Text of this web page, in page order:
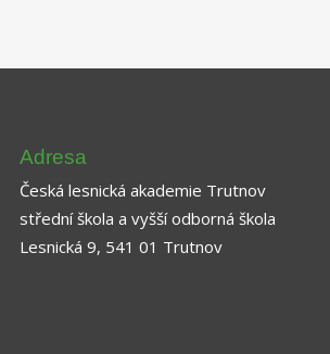
Adresa
Česká lesnická akademie Trutnov
střední škola a vyšší odborná škola
Lesnická 9, 541 01 Trutnov